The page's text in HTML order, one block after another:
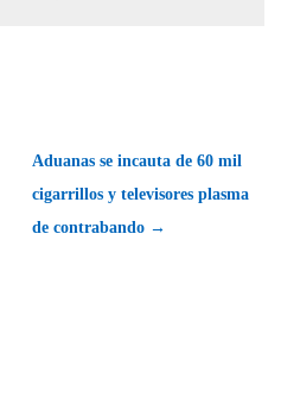
Aduanas se incauta de 60 mil
cigarrillos y televisores plasma
de contrabando →